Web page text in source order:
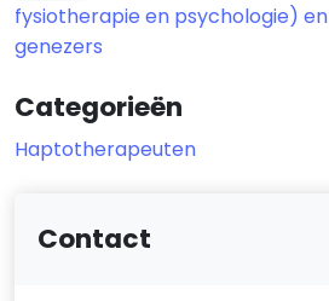
fysiotherapie en psychologie)
genezers
Categorieën
Haptotherapeuten
Contact